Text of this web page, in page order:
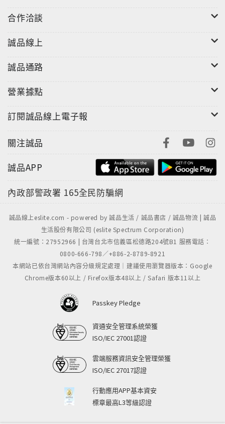
合作洽談
誠品線上
誠品通路
營業據點
訂閱誠品線上電子報
關注誠品
誠品APP
內政部警政署 165全民防騙網
誠品線上eslite.com - powered by 誠品生活 / 誠品書店 / 誠品物流 | 誠品
生活股份有限公司 (eslite Spectrum Corporation)
統一編號：27952966 | 台灣台北市信義區松德路204號B1 服務電話：
0800-666-798／+886-2-8789-8921
本網站已依台灣網站內容分級規定處理｜建議使用瀏覽器版本：Google
Chrome版本60以上 / Firefox版本48以上 / Safari 版本11以上
Passkey Pledge
資通安全管理系統榮獲
ISO/IEC 27001認證
雲端服務資訊安全管理榮獲
ISO/IEC 27017認證
行動應用APP基本資安
標章最高L3等級認證